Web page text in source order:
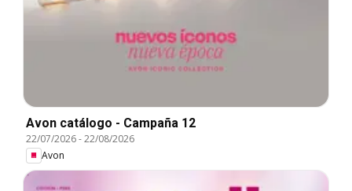
Avon catálogo - Campaña 12
22/07/2026-22/08/2026
Avon